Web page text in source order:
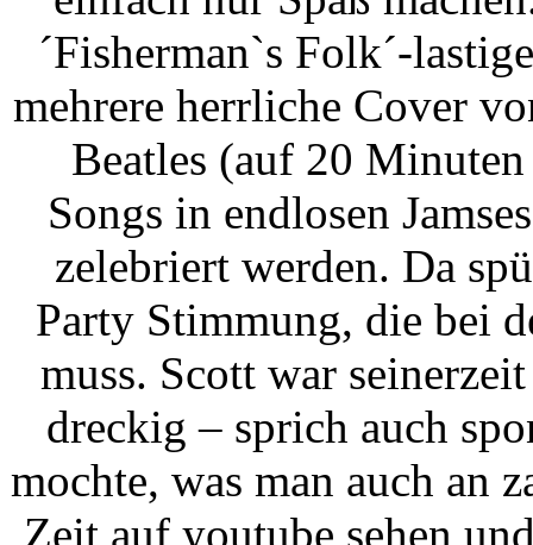
´Fisherman`s Folk´-
mehrere herrliche Cover
Beatles (auf 20
Songs in endlosen
zelebriert werden. Da
Party Stimmung, die bei
muss. Scott war
dreckig – sprich auch
mochte, was man auch an
Zeit auf youtube sehen